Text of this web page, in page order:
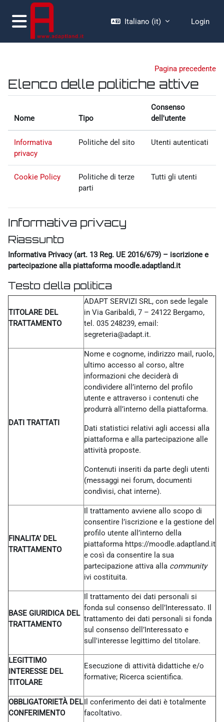
Vai al contenuto principale
Pannello laterale
Italiano ‎(it)‎ Login
Pagina precedente
Elenco delle politiche attive
Nome Tipo
Consenso
dell'utente
Informativa
privacy
Politiche del sito Utenti autenticati
Cookie Policy
Politiche di terze
parti
Tutti gli utenti
Informativa privacy
Riassunto
Informativa Privacy (art. 13 Reg. UE 2016/679) – iscrizione e
partecipazione alla piattaforma moodle.adaptland.it
Testo della politica
TITOLARE DEL
TRATTAMENTO
ADAPT SERVIZI SRL, con sede legale
in Via Garibaldi, 7 – 24122 Bergamo,
tel. 035 248239, email:
segreteria@adapt.it.
DATI TRATTATI
Nome e cognome, indirizzo mail, ruolo,
ultimo accesso al corso, altre
informazioni che deciderà di
condividere all’interno del profilo
utente e attraverso i contenuti che
produrrà all’interno della piattaforma.
Dati statistici relativi agli accessi alla
piattaforma e alla partecipazione alle
attività proposte.
Contenuti inseriti da parte degli utenti
(messaggi nei forum, documenti
condivisi, chat interne).
FINALITA’ DEL
TRATTAMENTO
Il trattamento avviene allo scopo di
consentire l’iscrizione e la gestione del
profilo utente all’interno della
piattaforma https://moodle.adaptland.it
e così da consentire la sua
partecipazione attiva alla community
ivi costituita.
BASE GIURIDICA DEL
TRATTAMENTO
Il trattamento dei dati personali si
fonda sul consenso dell’Interessato. Il
trattamento dei dati personali si fonda
sul consenso dell’Interessato e
sull'interesse legittimo del titolare.
LEGITTIMO
INTERESSE DEL
TITOLARE
Esecuzione di attività didattiche e/o
formative; Ricerca scientifica.
OBBLIGATORIETÀ DEL
CONFERIMENTO
Il conferimento dei dati è totalmente
facoltativo.